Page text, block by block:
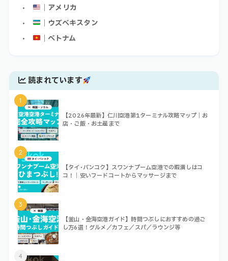
｜アメリカ
｜ウズベキスタン
｜ベトナム
読まれています
1
【2026年最新】仁川空港第1ターミナル攻略マップ｜お
店・ご飯・お土産まで
2
【タイ･バンコク】スワンナプーム空港での暇潰しはコ
コ！｜安いフードコートからマッサージまで
3
【釜山・金海空港ガイド】時間つぶしにおすすめの過ご
し方6選！グルメ／カフェ／スパ／ラウンジ等
4